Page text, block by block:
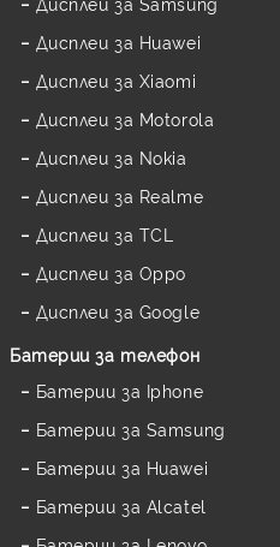
Дисплеи за Huawei
Дисплеи за Xiaomi
Дисплеи за Motorola
Дисплеи за Nokia
Дисплеи за Realme
Дисплеи за TCL
Дисплеи за Oppo
Дисплеи за Google
Батерии за телефон
Батерии за Iphone
Батерии за Samsung
Батерии за Huawei
Батерии за Alcatel